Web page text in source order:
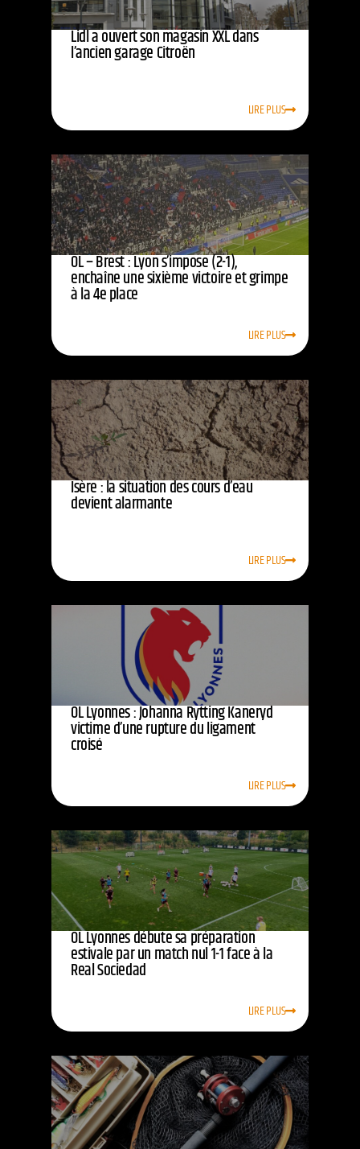
Lidl a ouvert son magasin XXL dans
l’ancien garage Citroën
LIRE PLUS
OL – Brest : Lyon s’impose (2-1),
enchaîne une sixième victoire et grimpe
à la 4e place
LIRE PLUS
Isère : la situation des cours d’eau
devient alarmante
LIRE PLUS
OL Lyonnes : Johanna Rytting Kaneryd
victime d’une rupture du ligament
croisé
LIRE PLUS
OL Lyonnes débute sa préparation
estivale par un match nul 1-1 face à la
Real Sociedad
LIRE PLUS